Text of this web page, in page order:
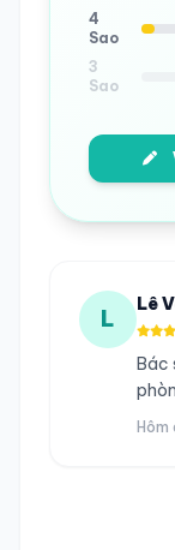
4
Sao
3
Sao
L
Lê
Bác
Hôm